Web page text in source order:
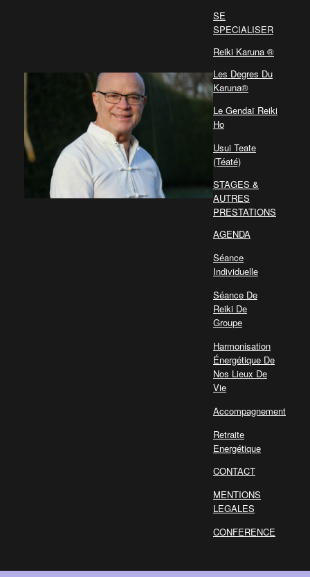
SE
SPECIALISER
Reiki Karuna ®
Les Degres Du
Karuna®
Le Gendaï Reiki
Ho
Usui Teate
(Téaté)
STAGES &
AUTRES
PRESTATIONS
AGENDA
Séance
Individuelle
Séance De
Reiki De
Groupe
Harmonisation
Énergétique De
Nos Lieux De
Vie
Accompagnement
Retraite
Energétique
CONTACT
MENTIONS
LEGALES
CONFERENCE